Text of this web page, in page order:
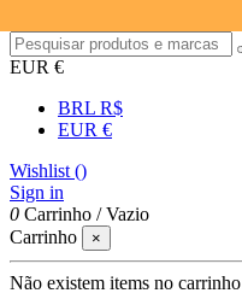
EUR €
BRL R$
EUR €
Wishlist ()
Sign in
0 Carrinho /Vazio
Carrinho
×
Não existem items no carrinho